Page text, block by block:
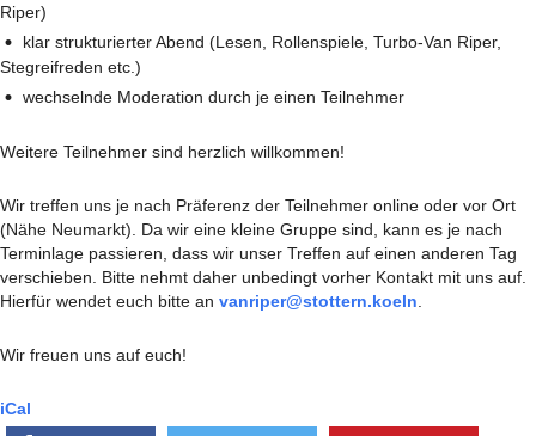
Riper)
klar strukturierter Abend (Lesen, Rollenspiele, Turbo-Van Riper,
Stegreifreden etc.)
wechselnde Moderation durch je einen Teilnehmer
Weitere Teilnehmer sind herzlich willkommen!
Wir treffen uns je nach Präferenz der Teilnehmer online oder vor Ort
(Nähe Neumarkt). Da wir eine kleine Gruppe sind, kann es je nach
Terminlage passieren, dass wir unser Treffen auf einen anderen Tag
verschieben. Bitte nehmt daher unbedingt vorher Kontakt mit uns auf.
Hierfür wendet euch bitte an vanriper@stottern.koeln
Wir freuen uns auf euch!
iCal